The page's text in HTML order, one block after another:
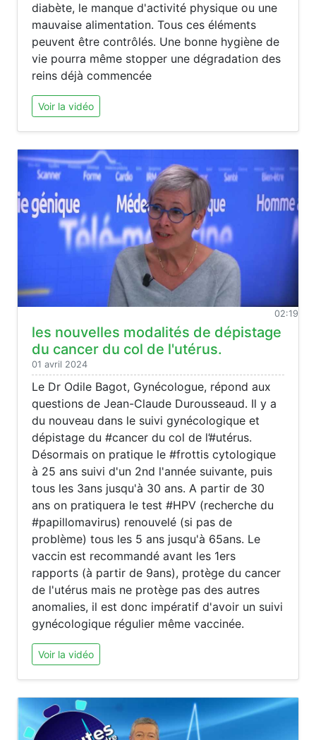
diabète, le manque d'activité physique ou une
mauvaise alimentation. Tous ces éléments
peuvent être contrôlés. Une bonne hygiène de
vie pourra même stopper une dégradation des
reins déjà commencée
Voir la vidéo
02:19
les nouvelles modalités de dépistage
du cancer du col de l'utérus.
01 avril 2024
Le Dr Odile Bagot, Gynécologue, répond aux
questions de Jean-Claude Durousseaud. Il y a
du nouveau dans le suivi gynécologique et
dépistage du #cancer du col de l’#utérus.
Désormais on pratique le #frottis cytologique
à 25 ans suivi d'un 2nd l'année suivante, puis
tous les 3ans jusqu'à 30 ans. A partir de 30
ans on pratiquera le test #HPV (recherche du
#papillomavirus) renouvelé (si pas de
problème) tous les 5 ans jusqu'à 65ans. Le
vaccin est recommandé avant les 1ers
rapports (à partir de 9ans), protège du cancer
de l'utérus mais ne protège pas des autres
anomalies, il est donc impératif d'avoir un suivi
gynécologique régulier même vaccinée.
Voir la vidéo